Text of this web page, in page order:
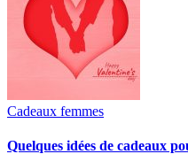
Cadeaux femmes
Quelques idées de cadeaux